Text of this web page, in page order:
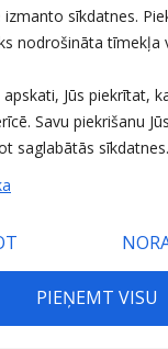
sīkdatnes.
nodrošināta tīmekļa
Jūs piekrītat,
Savu piekrišanu
saglabātās sīkdatnes.
PIEŅEMT VISU
pašvaldības